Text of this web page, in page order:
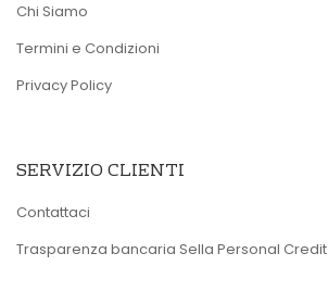
Chi Siamo
Termini e Condizioni
Privacy Policy
SERVIZIO CLIENTI
Contattaci
Trasparenza bancaria Sella Personal Credit